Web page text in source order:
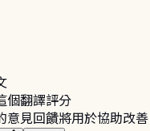
個翻譯評分
意見回饋將用於協助改